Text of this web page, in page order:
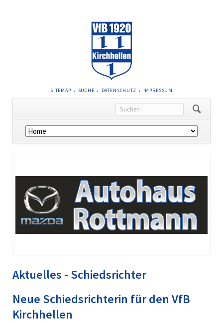
NAVIGATION
ÜBERSPRINGEN
SITEMAP SUCHE DATENSCHUTZ IMPRESSUM
Navigation
überspringen
Aktuelles - Schiedsrichter
Neue Schiedsrichterin für den VfB
Kirchhellen